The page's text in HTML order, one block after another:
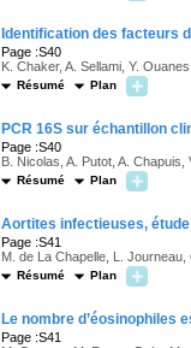
Identification des facteurs
Page :S40
K. Chaker, A. Sellami, Y.
Résumé Plan
PCR 16S sur échantillon
Page :S40
B. Nicolas, A. Putot, A.
Résumé Plan
Aortites infectieuses,
Page :S41
M. de La Chapelle, L.
Résumé Plan
Le nombre d’éosinophiles
Page :S41